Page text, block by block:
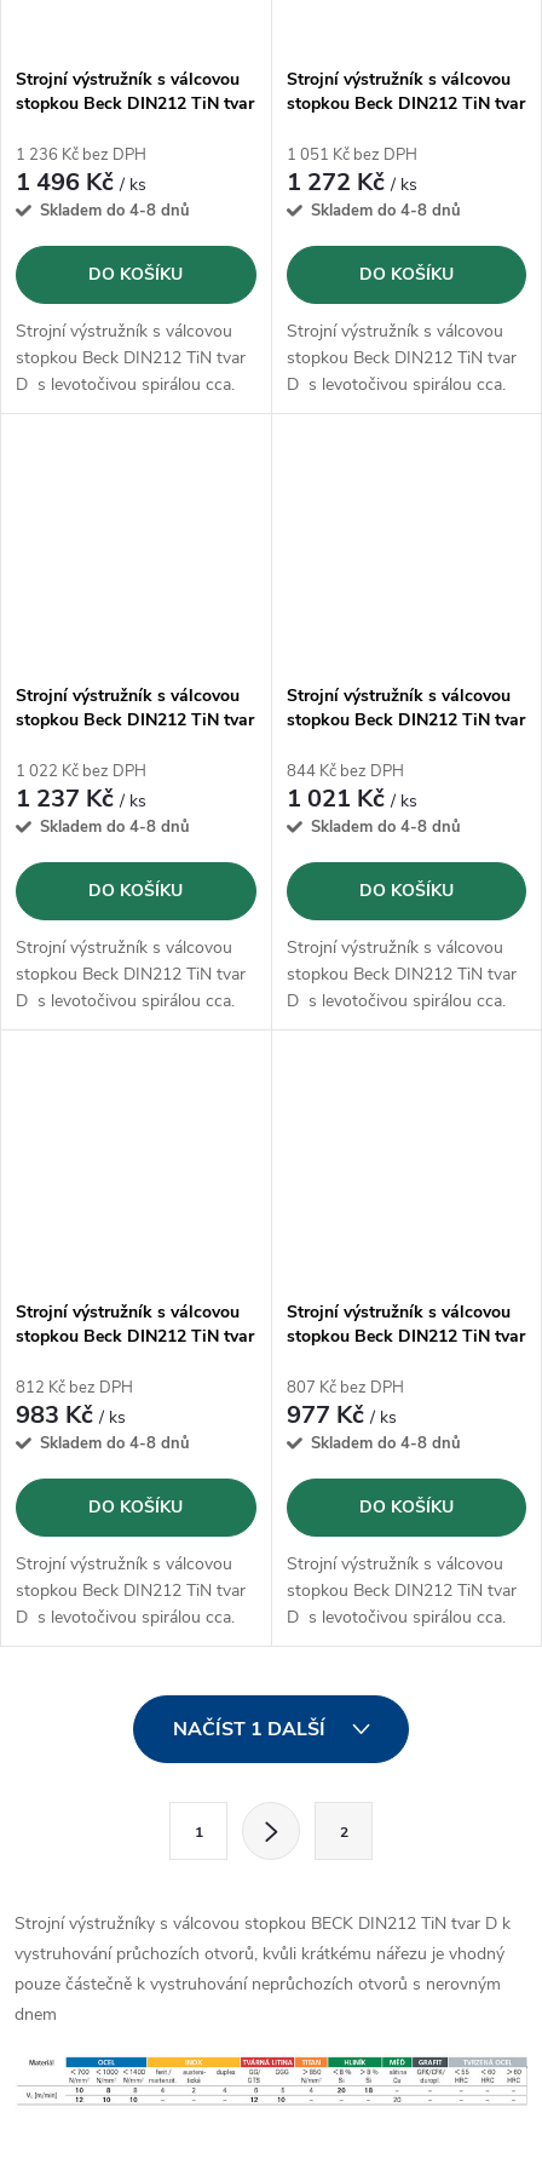
Strojní výstružník s válcovou
stopkou Beck DIN212 TiN tvar
1 236 Kč bez DPH
1 496 Kč/ ks
Skladem do 4-8 dnů
DO KOŠÍKU
Strojní výstružník s válcovou
stopkou Beck DIN212 TiN tvar
D s levotočivou spirálou cca.
7°, krátký nářez a
Strojní výstružník s válcovou
stopkou Beck DIN212 TiN tvar
1 051 Kč bez DPH
1 272 Kč/ ks
Skladem do 4-8 dnů
DO KOŠÍKU
Strojní výstružník s válcovou
stopkou Beck DIN212 TiN tvar
D s levotočivou spirálou cca.
7°, krátký nářez a
Strojní výstružník s válcovou
stopkou Beck DIN212 TiN tvar
1 022 Kč bez DPH
1 237 Kč/ ks
Skladem do 4-8 dnů
DO KOŠÍKU
Strojní výstružník s válcovou
stopkou Beck DIN212 TiN tvar
D s levotočivou spirálou cca.
7°, krátký nářez a
Strojní výstružník s válcovou
stopkou Beck DIN212 TiN tvar
844 Kč bez DPH
1 021 Kč/ ks
Skladem do 4-8 dnů
DO KOŠÍKU
Strojní výstružník s válcovou
stopkou Beck DIN212 TiN tvar
D s levotočivou spirálou cca.
7°, krátký nářez a
Strojní výstružník s válcovou
stopkou Beck DIN212 TiN tvar
812 Kč bez DPH
983 Kč/ ks
Skladem do 4-8 dnů
DO KOŠÍKU
Strojní výstružník s válcovou
stopkou Beck DIN212 TiN tvar
D s levotočivou spirálou cca.
7°, krátký nářez a
Strojní výstružník s válcovou
stopkou Beck DIN212 TiN tvar
807 Kč bez DPH
977 Kč/ ks
Skladem do 4-8 dnů
DO KOŠÍKU
Strojní výstružník s válcovou
stopkou Beck DIN212 TiN tvar
D s levotočivou spirálou cca.
7°, krátký nářez a
d
a
c
p
NAČÍST 1 DALŠÍ
á
n
k
o
á
1 2
Strojní výstružníky s válcovou stopkou BECK DIN212 TiN tvar D k
vystruhování průchozích otvorů, kvůli krátkému nářezu je vhodný
pouze částečně k vystruhování neprůchozích otvorů s nerovným
dnem